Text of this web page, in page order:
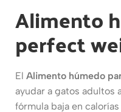
Alimento
perfect
El Alimento húmedo
ayudar a gatos adultos
fórmula baja en